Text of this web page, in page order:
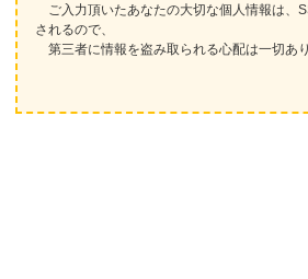
ご入力頂いたあなたの大切な個人情報は、
されるので、
第三者に情報を盗み取られる心配は一切あり